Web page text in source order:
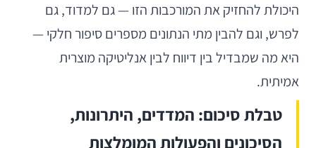
היכולת להחזיק את המורכבות הזו — גם למדוד, גם
לפרש, וגם להבין מתי הנתונים מספרים סיפור חלקי —
היא מה שמבדיל בין דיווח לבין אנליטיקה מוצרית
אמיתית.
טבלת סיכום: המדדים, היתרונות,
הסיכונים והפעולות המומלצות